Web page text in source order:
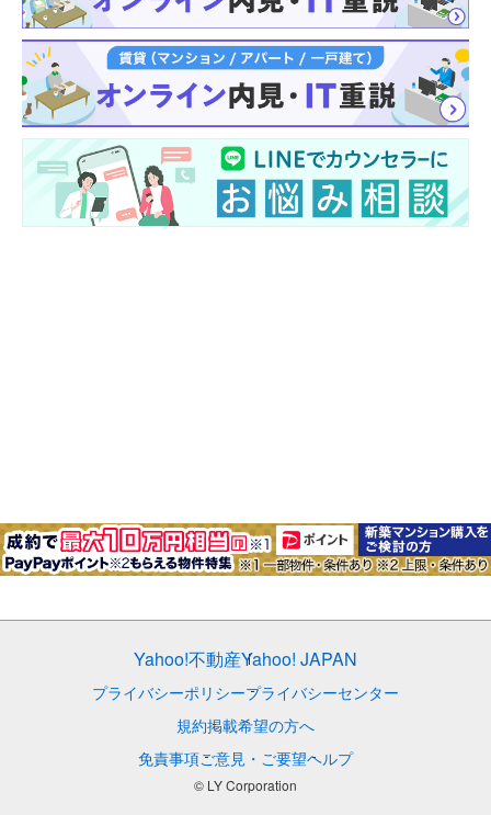
Yahoo!不動産Yahoo! JAPAN
プライバシーポリシープライバシーセンター
規約掲載希望の方へ
免責事項ご意見・ご要望ヘルプ
© LY Corporation